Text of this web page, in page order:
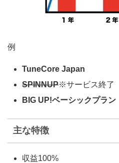
例
TuneCore Japan
SPINNUP※サービス終了
BIG UP!ベーシックプラン
主な特徴
収益100%